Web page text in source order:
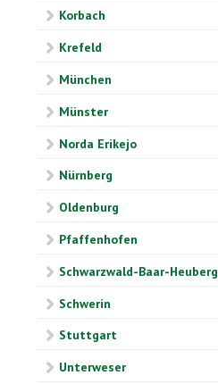
Korbach
Krefeld
München
Münster
Norda Erikejo
Nürnberg
Oldenburg
Pfaffenhofen
Schwarzwald-Baar-Heuberg
Schwerin
Stuttgart
Unterweser